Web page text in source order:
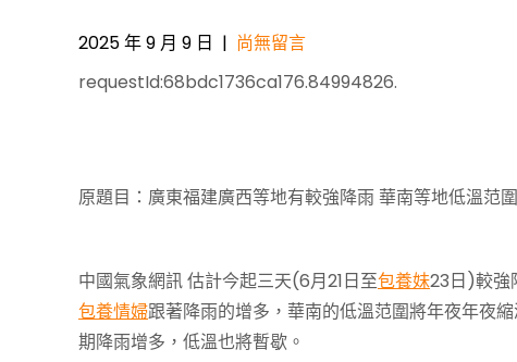
2025 年 9 月 9 日 | 尚無留言
requestId:68bdc1736ca176.84994826.
原題目：廣東福建廣西等地有較強降雨 華南等地低溫范
中國氣象網訊 估計今起三天(6月21日至包養妹23日)較強
包養情婦跟著降雨的增多，華南的低溫范圍將年夜年夜
期降雨增多，低溫也將暫歇。